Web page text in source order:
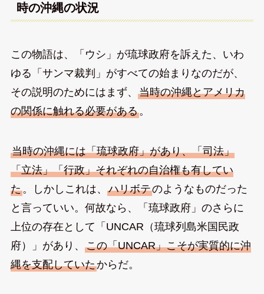
時の沖縄の状況
この物語は、「ウシ」が琉球政府を訴えた、いわ
ゆる「サンマ裁判」がすべての始まりなのだが、
その説明のためにはまず、 当時の沖縄とアメリカ
の関係に触れる必要がある。
当時の沖縄には「琉球政府」があり、「司法」
「立法」「行政」それぞれの自治権も有してい
た。しかしこれは、 ハリボテのようなものだった
と言っていい。何故なら、「琉球政府」のさらに
上位の存在として「UNCAR（琉球列島米国民政
府）」があり、 この「UNCAR」こそが実質的に沖
縄を支配していたからだ。